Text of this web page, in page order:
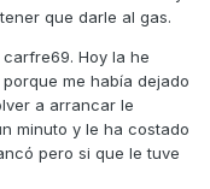
que darle al gas.
Hoy la he
me había dejado
a arrancar le
minuto y le ha costado
pero si que le tuve